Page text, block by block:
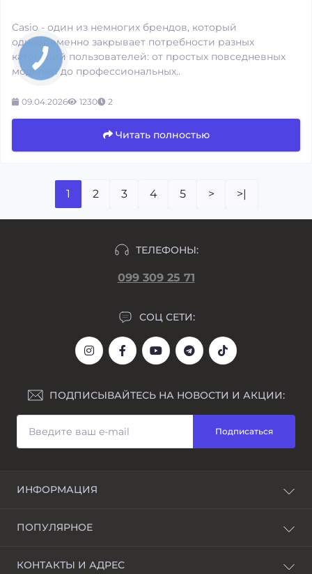
Casio - один из немногих брендов, который
одновременно закрывает потребности разных
категорий пользователей: от простых повседневных
моделей до профессиональных..
09.04.2026 1230 2
Читать полностью
1 2 3 4 5 > >|
ТЕЛЕФОНЫ:
099 309 25 71
СОЦ СЕТИ:
ПОДПИСЫВАЙТЕСЬ НА НОВОСТИ И АКЦИИ:
Подписаться
ИНФОРМАЦИЯ
Awarder – бренд наручных часов
Гравировка
ПОПУЛЯРНОЕ
КОНТАКТЫ И АДРЕС